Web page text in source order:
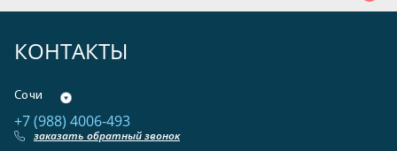
КОНТАКТЫ
Сочи
+7 (988) 4006-493
заказать обратный звонок